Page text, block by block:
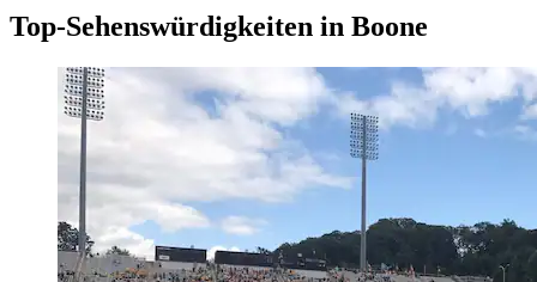
Top-Sehenswürdigkeiten in Boone